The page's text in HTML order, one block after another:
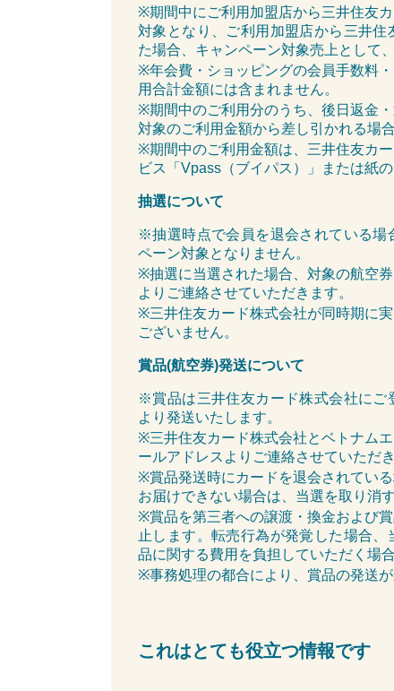
※期間中にご利用加盟店から三井住友
対象となり、ご利用加盟店から三井住
た場合、キャンペーン対象売上として
※年会費・ショッピングの会員手数料
用合計金額には含まれません。
※期間中のご利用分のうち、後日返金
対象のご利用金額から差し引かれる場
※期間中のご利用金額は、三井住友カ
ビス「Vpass（ブイパス）」または紙
抽選について
※抽選時点で会員を退会されている場
ペーン対象となりません。
※抽選に当選された場合、対象の航空券
よりご連絡させていただきます。
※三井住友カード株式会社が同時期に
ございません。
賞品(航空券)発送について
※賞品は三井住友カード株式会社にご
より発送いたします。
※三井住友カード株式会社とベトナム
ールアドレスよりご連絡させていただき
※賞品発送時にカードを退会されてい
お届けできない場合は、当選を取り消
※賞品を第三者への譲渡・換金および
止します。転売行為が発覚した場合、
品に関する費用を負担していただく場
※事務処理の都合により、賞品の発送が
これはとても役立つ情報です